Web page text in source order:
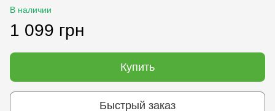
В наличии
1 099 грн
Купить
Быстрый заказ